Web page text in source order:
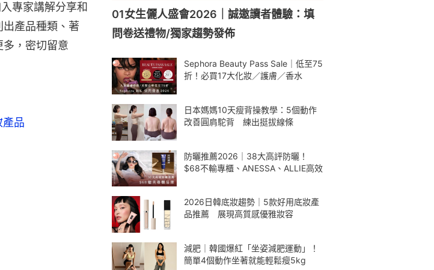
專家講解分享和
產品種類、著
，密切留意
品
01女生儷人盛會2026｜誠邀讀者體驗：填
問卷送禮物/獨家趨勢發佈
Sephora Beauty Pass Sale｜低至75
折！必買17大化妝／護膚／香水
日本媽媽10天瘦背操教學：5個動作
改善圓肩駝背 練出挺拔線條
防曬推薦2026｜38大高評防曬！
$68不輸專櫃、ANESSA、ALLIE高效
2026日韓底妝趨勢｜5款好用底妝產
品推薦 展現高質感優雅妝容
減肥｜韓國爆紅「坐姿減肥運動」！
簡單4個動作坐著就能輕鬆瘦5kg